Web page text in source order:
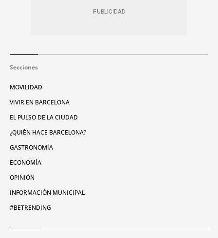
Secciones
MOVILIDAD
VIVIR EN BARCELONA
EL PULSO DE LA CIUDAD
¿QUIÉN HACE BARCELONA?
GASTRONOMÍA
ECONOMÍA
OPINIÓN
INFORMACIÓN MUNICIPAL
#BETRENDING